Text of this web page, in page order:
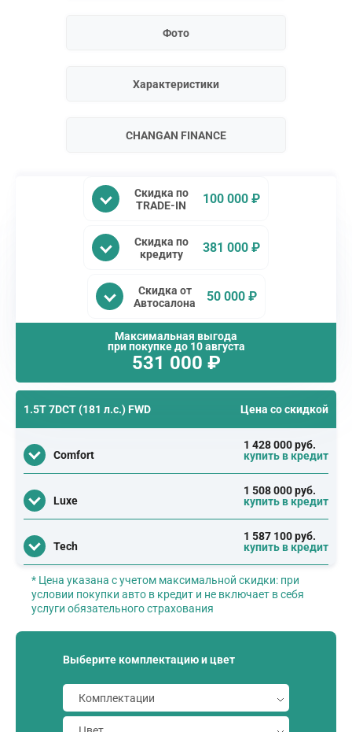
Фото
Характеристики
CHANGAN FINANCE
Скидка по
TRADE-IN
100 000 ₽
Скидка по
кредиту
381 000 ₽
Скидка от
Автосалона
50 000 ₽
Максимальная выгода
при покупке до 10 августа
531 000 ₽
1.5T 7DCT (181 л.с.) FWD Цена со скидкой
Comfort
1 428 000 руб.
купить в кредит
Luxe
1 508 000 руб.
купить в кредит
Tech
1 587 100 руб.
купить в кредит
* Цена указана с учетом максимальной скидки: при
условии покупки авто в кредит и не включает в себя
услуги обязательного страхования
Выберите комплектацию и цвет